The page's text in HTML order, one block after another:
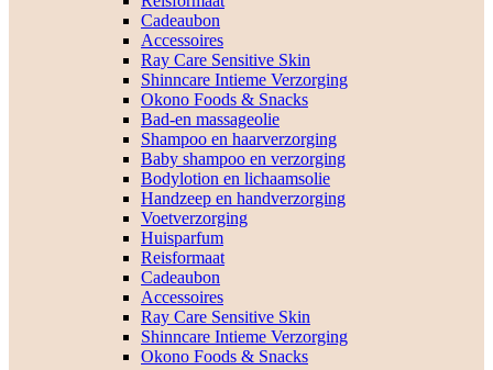
Cadeaubon
Accessoires
Ray Care Sensitive Skin
Shinncare Intieme Verzorging
Okono Foods & Snacks
Bad-en massageolie
Shampoo en haarverzorging
Baby shampoo en verzorging
Bodylotion en lichaamsolie
Handzeep en handverzorging
Voetverzorging
Huisparfum
Reisformaat
Cadeaubon
Accessoires
Ray Care Sensitive Skin
Shinncare Intieme Verzorging
Okono Foods & Snacks